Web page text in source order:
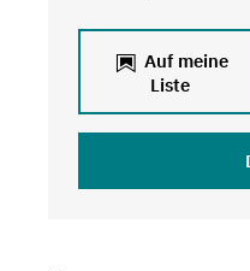
Auf meine
Liste